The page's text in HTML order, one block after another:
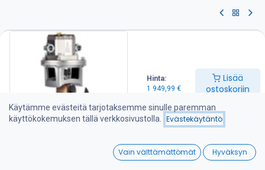
Hinta:
1 949,99 €
Lisää
ostoskoriin
Wishlist
Thruster hydraulic 120-180kgf
Tehokas ja hiljainen 7-lapainen keulapotkuri Hollannista. Työntö
120-180 kgf. Potkurin halkaisija 250 mm.
Huoltovapaa erikoismuovipotkuri joka on suunniteltu antamaan
tehokasta työntövoimaa molempiin suuntiin.
Luotettava hydraulinen hammaspyörämoottori ja korkealaatuiset
Käytämme evästeitä tarjotaksemme sinulle paremman
käyttökokemuksen tällä verkkosivustolla.
Evästekäytäntö
Vain välttämättömät Hyväksyn